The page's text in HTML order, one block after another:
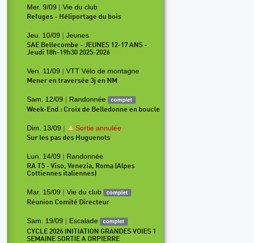
Mer. 9/09 | Vie du club
Refuges - Héliportage du bois
Jeu. 10/09 | Jeunes
SAE Bellecombe - JEUNES 12-17 ANS -
Jeudi 18h-19h30 2025-2026
Ven. 11/09 | VTT Vélo de montagne
Mener en traversée 3j en NM
Sam. 12/09 | Randonnée complet
Week-End : Croix de Belledonne en boucle
Dim. 13/09 | Sortie annulée
Sur les pas des Huguenots
Lun. 14/09 | Randonnée
RA T5 - Viso, Venezia, Roma (Alpes
Cottiennes italiennes)
Mar. 15/09 | Vie du club complet
Réunion Comité Directeur
Sam. 19/09 | Escalade complet
CYCLE 2026 INITIATION GRANDES VOIES 1
SEMAINE SORTIE A ORPIERRE